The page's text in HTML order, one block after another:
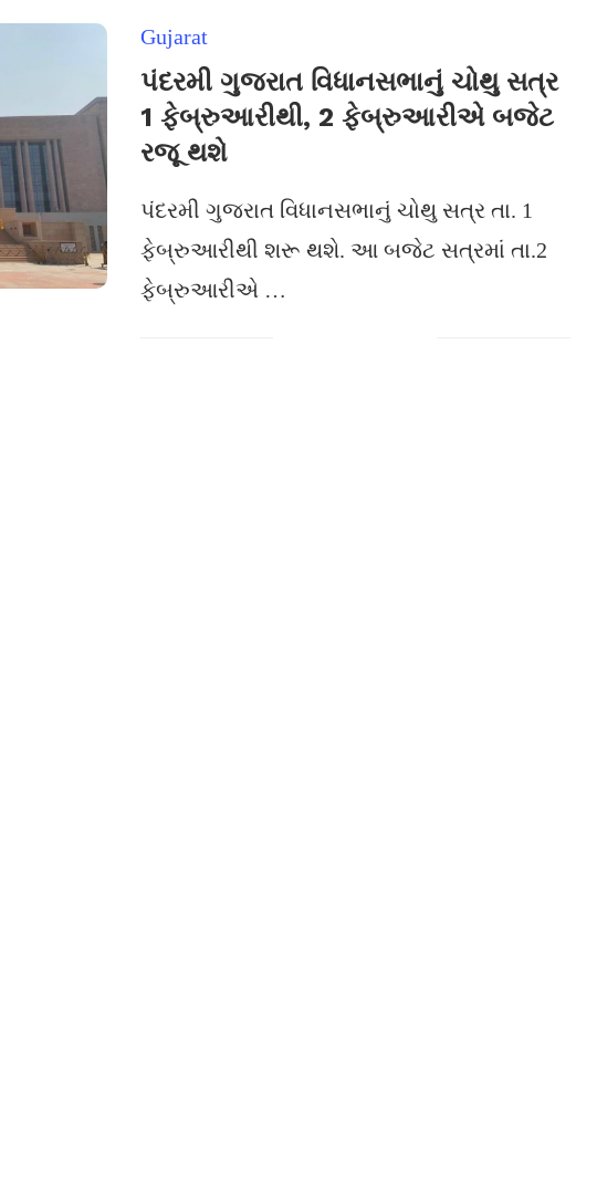
Gujarat
પંદરમી ગુજરાત વિધાનસભાનું ચોથુ સત્ર
1 ફેબ્રુઆરીથી, 2 ફેબ્રુઆરીએ બજેટ
રજૂ થશે
પંદરમી ગુજરાત વિધાનસભાનું ચોથુ સત્ર તા. 1
ફેબ્રુઆરીથી શરૂ થશે. આ બજેટ સત્રમાં તા.2
ફેબ્રુઆરીએ …